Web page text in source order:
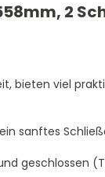
2
bieten viel
sanftes
geschlossen